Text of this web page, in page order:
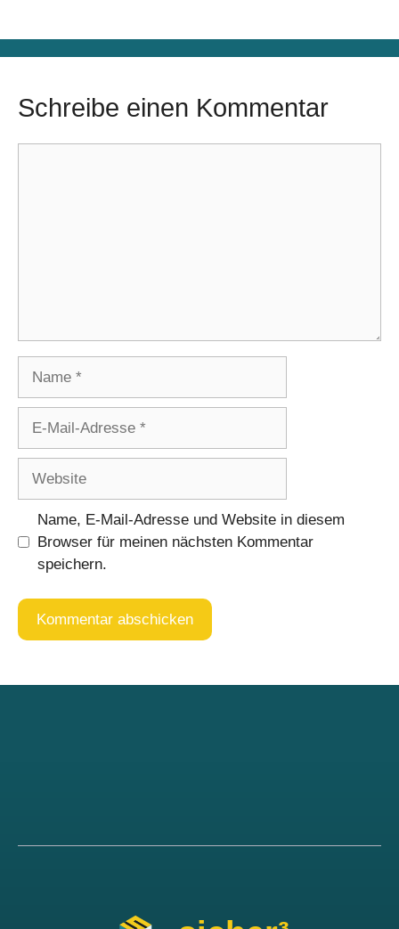
Schreibe einen Kommentar
Adresse
Name, E-Mail-Adresse und Website in diesem
Browser für meinen nächsten Kommentar
speichern.